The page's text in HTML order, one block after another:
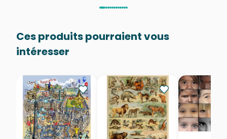
Ces produits pourraient vous
intéresser